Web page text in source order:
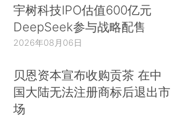
宇树科技IPO估值600亿元
DeepSeek参与战略配售
2026年08月06日
贝恩资本宣布收购贡茶 在中
国大陆无法注册商标后退出市
场